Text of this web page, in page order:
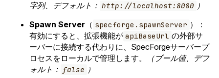
字列、デフォルト： http://localhost:8080 ）
Spawn Server （ specforge.spawnServer ）：
有効にすると、拡張機能が apiBaseUrl の外部サ
ーバーに接続する代わりに、SpecForgeサーバープ
ロセスをローカルで管理します。
（ブール値、デフ
ォルト： false ）